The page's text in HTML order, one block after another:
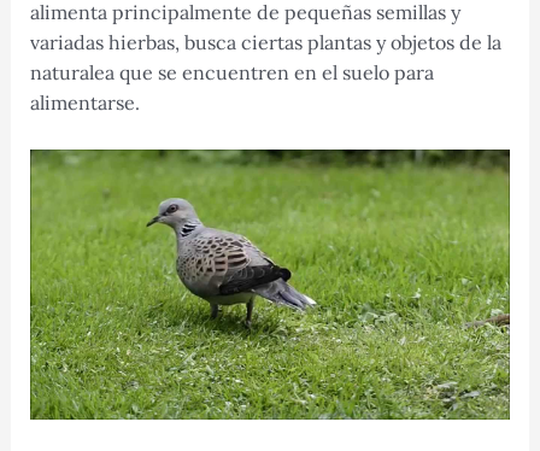
alimenta principalmente de pequeñas semillas y
variadas hierbas, busca ciertas plantas y objetos de la
naturalea que se encuentren en el suelo para
alimentarse.